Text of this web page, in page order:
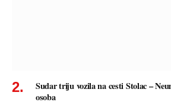
Sudar triju vozila na cesti Stolac –
osoba